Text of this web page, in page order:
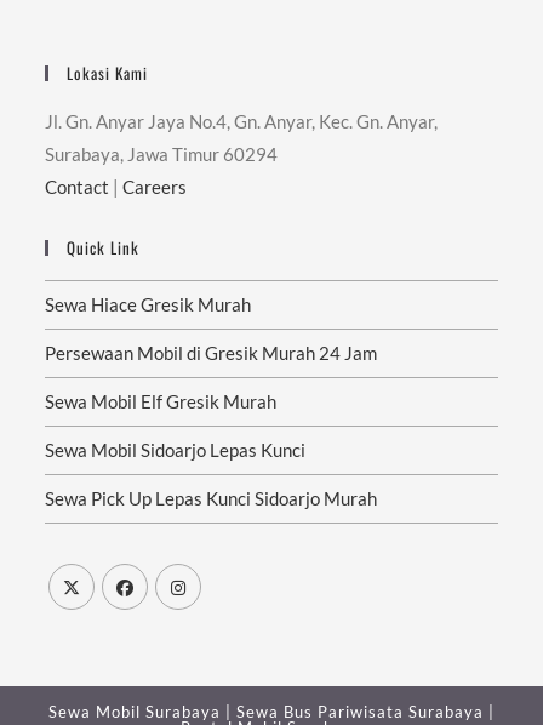
Lokasi Kami
Jl. Gn. Anyar Jaya No.4, Gn. Anyar, Kec. Gn. Anyar,
Surabaya, Jawa Timur 60294
Contact |Careers
Quick Link
Sewa Hiace Gresik Murah
Persewaan Mobil di Gresik Murah 24 Jam
Sewa Mobil Elf Gresik Murah
Sewa Mobil Sidoarjo Lepas Kunci
Sewa Pick Up Lepas Kunci Sidoarjo Murah
Sewa Mobil Surabaya Sewa Bus Pariwisata Surabaya